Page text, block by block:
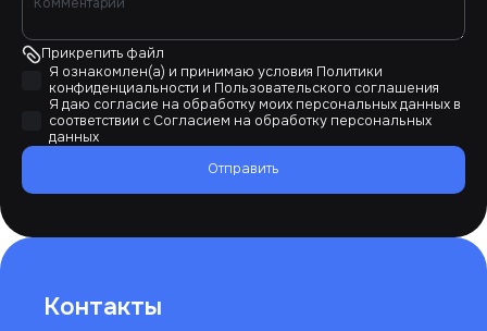
Прикрепить файл
Я ознакомлен(а) и принимаю условия Политики
конфиденциальности и Пользовательского соглашения
Я даю согласие на обработку моих персональных данных в
соответствии с Согласием на обработку персональных
данных
Отправить
Контакты